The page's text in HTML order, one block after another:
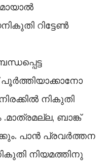
റിട്ടേൺ
പൂർത്തിയാക്കാനോ
നികുതി
ബാങ്ക്
പാൻ പ്രവർത്തന
നിയമത്തിനു